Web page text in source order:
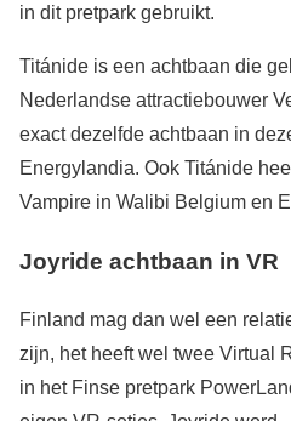
in dit pretpark gebruikt.
Titánide is een achtbaan die
Nederlandse attractiebouwer
exact dezelfde achtbaan in
Energylandia. Ook Titánide
Vampire in Walibi Belgium en
Joyride achtbaan in VR
Finland mag dan wel een
zijn, het heeft wel twee Virtual
in het Finse pretpark